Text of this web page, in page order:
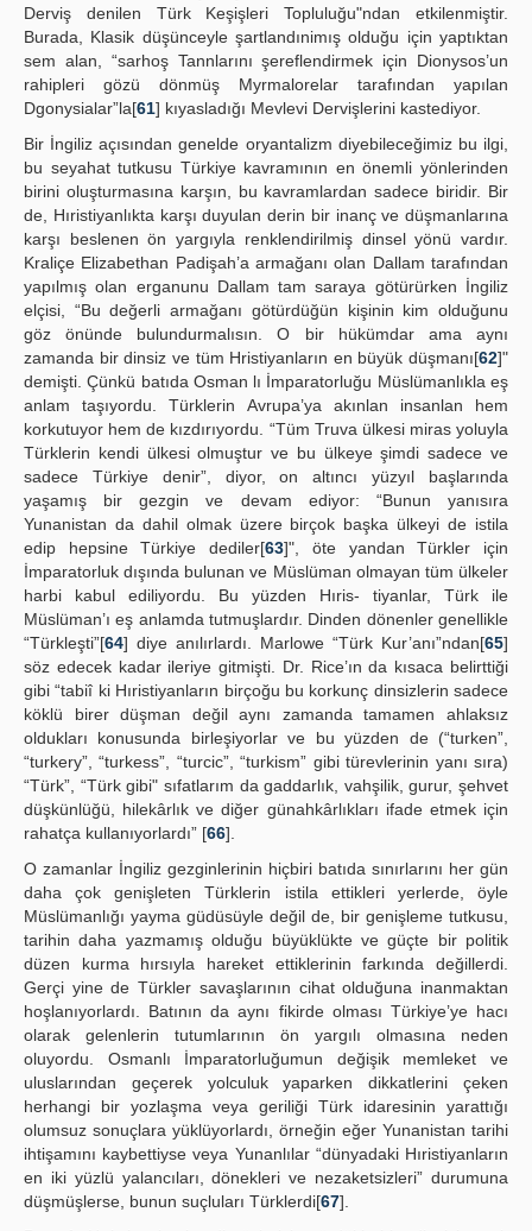
Derviş denilen Türk Keşişleri Topluluğu"ndan etkilenmiştir.
Burada, Klasik düşünceyle şartlandınimış olduğu için yaptıktan
sem alan, “sarhoş Tannlarını şereflendirmek için Dionysos’un
rahipleri gözü dönmüş Myrmalorelar tarafından yapılan
Dgonysialar”la[61] kıyasladığı Mevlevi Dervişlerini kastediyor.
Bir İngiliz açısından genelde oryantalizm diyebileceğimiz bu ilgi,
bu seyahat tutkusu Türkiye kavramının en önemli yönlerinden
birini oluşturmasına karşın, bu kavramlardan sadece biridir. Bir
de, Hıristiyanlıkta karşı duyulan derin bir inanç ve düşmanlarına
karşı beslenen ön yargıyla renklendirilmiş dinsel yönü vardır.
Kraliçe Elizabethan Padişah’a armağanı olan Dallam tarafından
yapılmış olan erganunu Dallam tam saraya götürürken İngiliz
elçisi, “Bu değerli armağanı götürdüğün kişinin kim olduğunu
göz önünde bulundurmalısın. O bir hükümdar ama aynı
zamanda bir dinsiz ve tüm Hristiyanların en büyük düşmanı[62]"
demişti. Çünkü batıda Osman lı İmparatorluğu Müslümanlıkla eş
anlam taşıyordu. Türklerin Avrupa’ya akınlan insanlan hem
korkutuyor hem de kızdırıyordu. “Tüm Truva ülkesi miras yoluyla
Türklerin kendi ülkesi olmuştur ve bu ülkeye şimdi sadece ve
sadece Türkiye denir”, diyor, on altıncı yüzyıl başlarında
yaşamış bir gezgin ve devam ediyor: “Bunun yanısıra
Yunanistan da dahil olmak üzere birçok başka ülkeyi de istila
edip hepsine Türkiye dediler[63]", öte yandan Türkler için
İmparatorluk dışında bulunan ve Müslüman olmayan tüm ülkeler
harbi kabul ediliyordu. Bu yüzden Hıris- tiyanlar, Türk ile
Müslüman’ı eş anlamda tutmuşlardır. Dinden dönenler genellikle
“Türkleşti”[64] diye anılırlardı. Marlowe “Türk Kur’anı”ndan[65]
söz edecek kadar ileriye gitmişti. Dr. Rice’ın da kısaca belirttiği
gibi “tabiî ki Hıristiyanların birçoğu bu korkunç dinsizlerin sadece
köklü birer düşman değil aynı zamanda tamamen ahlaksız
oldukları konusunda birleşiyorlar ve bu yüzden de (“turken”,
“turkery”, “turkess”, “turcic”, “turkism” gibi türevlerinin yanı sıra)
“Türk”, “Türk gibi" sıfatlarım da gaddarlık, vahşilik, gurur, şehvet
düşkünlüğü, hilekârlık ve diğer günahkârlıkları ifade etmek için
rahatça kullanıyorlardı” [66].
O zamanlar İngiliz gezginlerinin hiçbiri batıda sınırlarını her gün
daha çok genişleten Türklerin istila ettikleri yerlerde, öyle
Müslümanlığı yayma güdüsüyle değil de, bir genişleme tutkusu,
tarihin daha yazmamış olduğu büyüklükte ve güçte bir politik
düzen kurma hırsıyla hareket ettiklerinin farkında değillerdi.
Gerçi yine de Türkler savaşlarının cihat olduğuna inanmaktan
hoşlanıyorlardı. Batının da aynı fikirde olması Türkiye’ye hacı
olarak gelenlerin tutumlarının ön yargılı olmasına neden
oluyordu. Osmanlı İmparatorluğumun değişik memleket ve
uluslarından geçerek yolculuk yaparken dikkatlerini çeken
herhangi bir yozlaşma veya geriliği Türk idaresinin yarattığı
olumsuz sonuçlara yüklüyorlardı, örneğin eğer Yunanistan tarihi
ihtişamını kaybettiyse veya Yunanlılar “dünyadaki Hıristiyanların
en iki yüzlü yalancıları, dönekleri ve nezaketsizleri” durumuna
düşmüşlerse, bunun suçluları Türklerdi[67].